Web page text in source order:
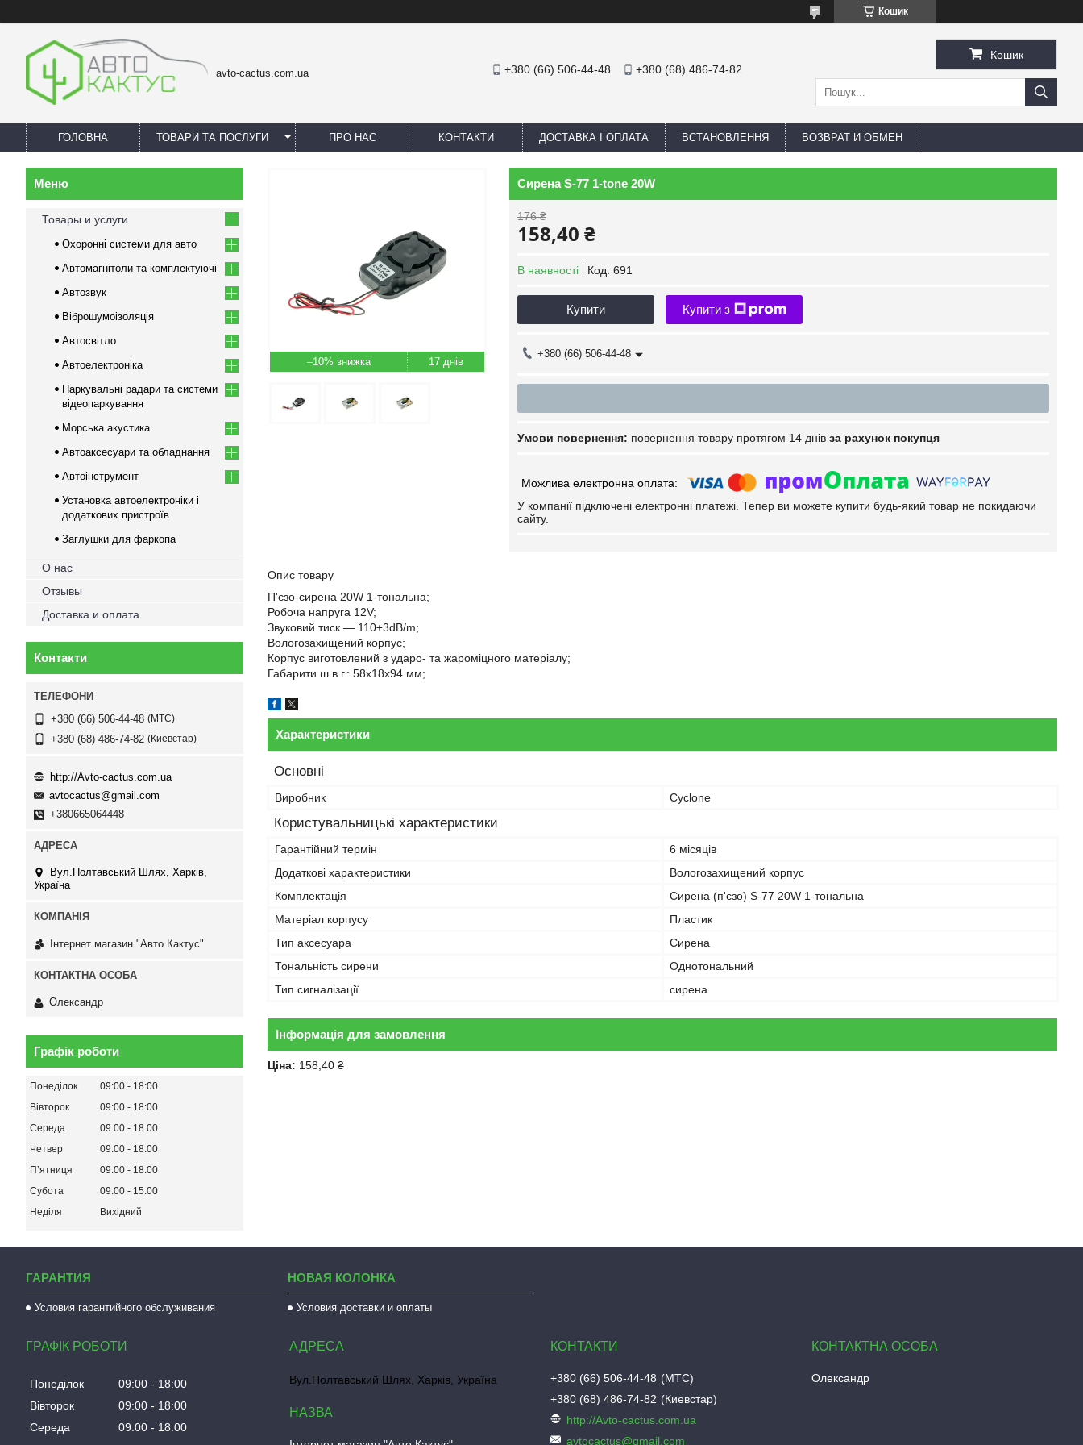
Кошик
avto-cactus.com.ua +380 (66) 506-44-48 +380 (68) 486-74-82
Кошик
ГОЛОВНА ТОВАРИ ТА ПОСЛУГИ ПРО НАС КОНТАКТИ ДОСТАВКА І ОПЛАТА ВСТАНОВЛЕННЯ ВОЗВРАТ И ОБМЕН
–10% 17 днів
Сирена S-77 1-tone 20W
176 ₴
158,40 ₴
В наявності Код: 691
Купити Купити з
+380 (66) 506-44-48
повернення товару протягом 14 днів за рахунок покупця
У компанії підключені електронні платежі. Тепер ви можете купити будь-який товар не покидаючи
сайту.
Опис товару
П'єзо-сирена 20W 1-тональна;
Робоча напруга 12V;
Звуковий тиск — 110±3dB/m;
Вологозахищений корпус;
Корпус виготовлений з ударо- та жароміцного матеріалу;
Габарити ш.в.г.: 58x18x94 мм;
Характеристики
Основні
Виробник Cyclone
Користувальницькі характеристики
Гарантійний термін
6 місяців
Додаткові характеристики
Вологозахищений корпус
Комплектація
Сирена (п'єзо) S-77 20W 1-тональна
Матеріал корпусу
Пластик
Тип аксесуара
Сирена
Тональність сирени
Однотональний
Тип сигналізації
сирена
Інформація для замовлення
Ціна: 158,40 ₴
Товары и услуги
Охоронні системи для авто
Автомагнітоли та комплектуючі
Автозвук
Віброшумоізоляція
Автосвітло
Автоелектроніка
Паркувальні радари та системи
відеопаркування
Морська акустика
Автоаксесуари та обладнання
Автоінструмент
Установка автоелектроніки і
додаткових пристроїв
Заглушки для фаркопа
О нас
Отзывы
Доставка и оплата
Контакти
+380 (66) 506-44-48 МТС
+380 (68) 486-74-82 Киевстар
http://Avto-cactus.com.ua
avtocactus@gmail.com
+380665064448
Вул.Полтавський Шлях, Харків,
Україна
Інтернет магазин "Авто Кактус"
Олександр
Графік роботи
Понеділок 09:00
18:00
Вівторок
09:00
18:00
Середа
09:00
18:00
Четвер
09:00
18:00
Пʼятниця
09:00
18:00
Субота
09:00
15:00
Неділя
Вихідний
ГАРАНТИЯ
Условия гарантийного обслуживания
НОВАЯ КОЛОНКА
Условия доставки и оплаты
ГРАФІК РОБОТИ
Понеділок 09:00
18:00
Вівторок
09:00
18:00
Середа
09:00
18:00
Вул.Полтавський Шлях, Харків, Україна +380 (66) 506-44-48
МТС
+380 (68) 486-74-82
Киевстар
http://Avto-cactus.com.ua
avtocactus@gmail.com
Олександр